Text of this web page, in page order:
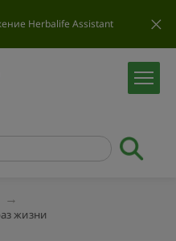
Herbalife Assistant
жизни